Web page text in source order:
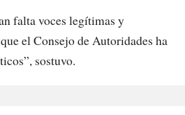
falta voces legítimas y
el Consejo de Autoridades ha
sostuvo.